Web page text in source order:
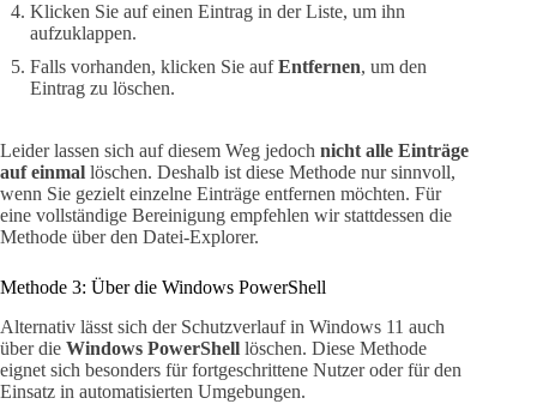
Klicken Sie auf einen Eintrag in der Liste, um ihn
aufzuklappen.
Falls vorhanden, klicken Sie aufEntfernen, um den
Eintrag zu löschen.
Leider lassen sich auf diesem Weg jedoch nicht alle Einträge
auf einmal löschen. Deshalb ist diese Methode nur sinnvoll,
wenn Sie gezielt einzelne Einträge entfernen möchten. Für
eine vollständige Bereinigung empfehlen wir stattdessen die
Methode über den Datei-Explorer.
Methode 3: Über die Windows PowerShell
Alternativ lässt sich der Schutzverlauf in Windows 11 auch
über die Windows PowerShell löschen. Diese Methode
eignet sich besonders für fortgeschrittene Nutzer oder für den
Einsatz in automatisierten Umgebungen.